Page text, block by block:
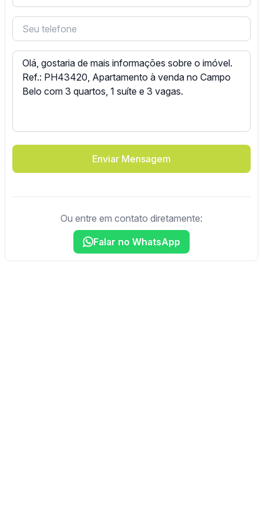
Enviar Mensagem
Ou entre em contato diretamente:
Falar no WhatsApp